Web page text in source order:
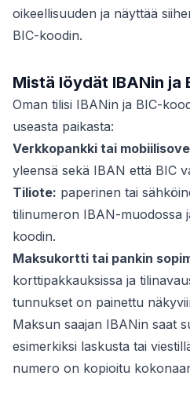
oikeellisuuden ja näyttää
BIC-koodin.
Mistä löydät IBANin ja
Oman tilisi IBANin ja BIC-
useasta paikasta:
Verkkopankki tai
yleensä sekä IBAN että BIC
Tiliote: paperinen tai
tilinumeron IBAN-muodossa
koodin.
Maksukortti tai pankin
korttipakkauksissa ja
tunnukset on painettu
Maksun saajan IBANin saat
esimerkiksi laskusta tai
numero on kopioitu